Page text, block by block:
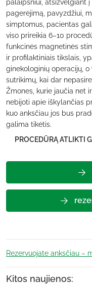
palaipsniui, atsižvelgiant
pagerėjimą, pavyzdžiui,
simptomus, pacientas
viso prireikia 6–10
funkcinės magnetinės
ir profilaktiniais tikslais,
ginekologinių operacijų,
sutrikimų, kai dar
Žmones, kurie jaučia net
nebijoti apie iškylančias
kuo anksčiau jos bus
galima tikėtis.
PROCEDŪRĄ ATLIKTI
Rezervuojate anksčiau –
Kitos naujienos: